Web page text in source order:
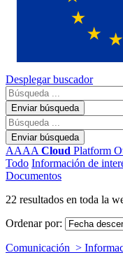
Desplegar buscador
Enviar búsqueda
Enviar búsqueda
AAAA Cloud Platform
Todo Información de
Documentos
22 resultados en toda la
Ordenar por:
Comunicación >